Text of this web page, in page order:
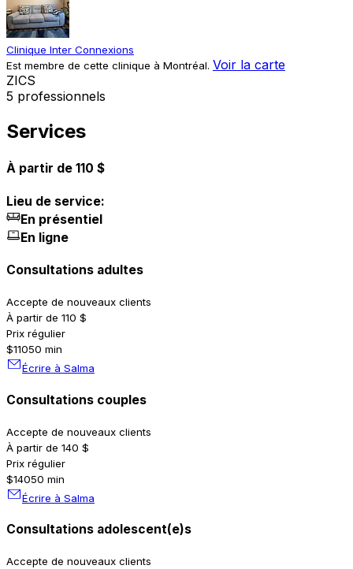
Clinique Inter Connexions
Est membre de cette clinique à Montréal. Voir la carte
ZICS
5 professionnels
Services
À partir de 110 $
Lieu de service:
En présentiel
En ligne
Consultations adultes
Accepte de nouveaux clients
À partir de 110 $
Prix régulier
$11050 min
Écrire à Salma
Consultations couples
Accepte de nouveaux clients
À partir de 140 $
Prix régulier
$14050 min
Écrire à Salma
Consultations adolescent(e)s
Accepte de nouveaux clients